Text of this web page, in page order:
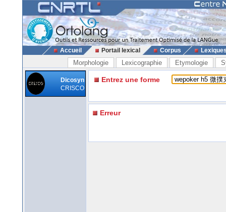
Accueil Portail lexical Corpus
Morphologie Lexicographie Etymologie
Dicosyn
CRISCO
Entrez une forme
Erreur